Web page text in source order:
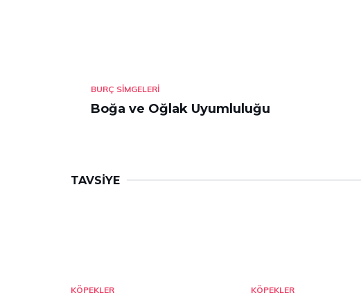
BURÇ SIMGELERI
Boğa ve Oğlak Uyumluluğu
TAVSIYE
KÖPEKLER KÖPEKLER